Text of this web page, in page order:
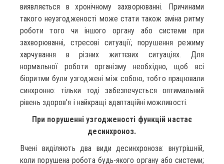
виявляється в хронічному захворюванні. Причинами
такого неузгодженості може стати також зміна ритму
роботи того чи іншого органу або системи при
захворюванні, стресові ситуації; порушення режиму
харчування в різних життєвих ситуаціях. Для
нормальної роботи організму необхідно, щоб всі
біоритми були узгоджені між собою, тобто працювали
синхронно: тільки тоді забезпечується оптимальний
рівень здоров’я і найкращі адаптаційні можливості.
При порушенні узгодженості функцій настає
десинхроноз.
Вчені виділяють два види десинхроноза: внутрішній,
коли порушена робота будь-якого органу або системи;